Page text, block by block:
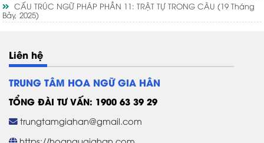
CẤU TRÚC NGỮ PHÁP PHẦN 11: TRẬT TỰ TRONG CÂU(19 Tháng
Bảy, 2025)
Liên hệ
TRUNG TÂM HOA NGỮ GIA HÂN
TỔNG ĐÀI TƯ VẤN: 1900 63 39 29
trungtamgiahan@gmail.com
https://hoangugiahan.com